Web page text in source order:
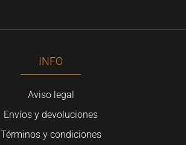
INFO
Aviso legal
Envíos y devoluciones
Términos y condiciones